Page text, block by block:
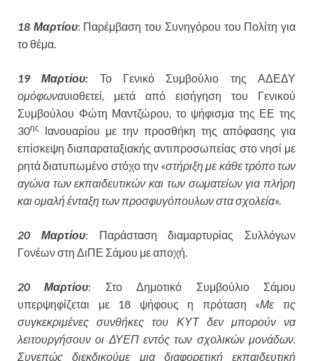
18 Μαρτίου: Παρέμβαση του Συνηγόρου του Πολίτη για
το θέμα.
19 Μαρτίου: Το Γενικό Συμβούλιο της ΑΔΕΔΥ
ομόφωναυιοθετεί, μετά από εισήγηση του Γενικού
Συμβούλου Φώτη Μαντζώρου, το ψήφισμα της ΕΕ της
30ης
Ιανουαρίου με την προσθήκη της απόφασης για
επίσκεψη διαπαραταξιακής αντιπροσωπείας στο νησί με
ρητά διατυπωμένο στόχο την «στήριξη με κάθε τρόπο των
αγώνα των εκπαιδευτικών και των σωματείων για πλήρη
και ομαλή ένταξη των προσφυγόπουλων στα σχολεία».
20 Μαρτίου: Παράσταση διαμαρτυρίας Συλλόγων
Γονέων στη ΔιΠΕ Σάμου με αποχή.
20 Μαρτίου: Στο Δημοτικό Συμβούλιο Σάμου
υπερψηφίζεται με 18 ψήφους η πρόταση «Με τις
συγκεκριμένες συνθήκες του ΚΥΤ δεν μπορούν να
λειτουργήσουν οι ΔΥΕΠ εντός των σχολικών μονάδων.
Συνεπώς διεκδικούμε μια διαφορετική εκπαιδευτική